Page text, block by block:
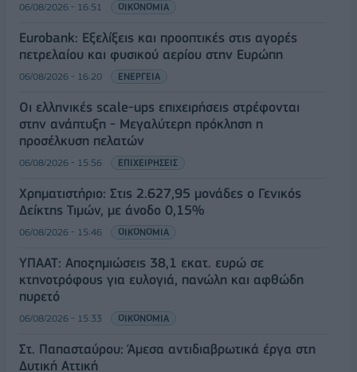
06/08/2026 - 16:51 ΟΙΚΟΝΟΜΙΑ
Eurobank: Εξελίξεις και προοπτικές στις αγορές
πετρελαίου και φυσικού αερίου στην Ευρώπη
06/08/2026 - 16:20 ΕΝΕΡΓΕΙΑ
Οι ελληνικές scale-ups επιχειρήσεις στρέφονται
στην ανάπτυξη - Μεγαλύτερη πρόκληση η
προσέλκυση πελατών
06/08/2026 - 15:56 ΕΠΙΧΕΙΡΗΣΕΙΣ
Χρηματιστήριο: Στις 2.627,95 μονάδες ο Γενικός
Δείκτης Τιμών, με άνοδο 0,15%
06/08/2026 - 15:46 ΟΙΚΟΝΟΜΙΑ
ΥΠΑΑΤ: Αποζημιώσεις 38,1 εκατ. ευρώ σε
κτηνοτρόφους για ευλογιά, πανώλη και αφθώδη
πυρετό
06/08/2026 - 15:33 ΟΙΚΟΝΟΜΙΑ
Στ. Παπασταύρου: Άμεσα αντιδιαβρωτικά έργα στη
Δυτική Αττική